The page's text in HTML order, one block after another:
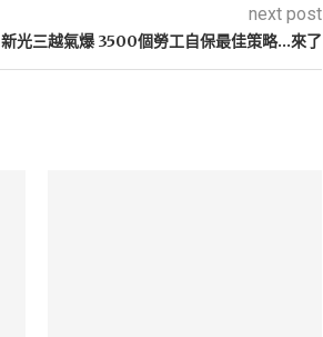
next post
新光三越氣爆 3500個勞工自保最佳策略…來了